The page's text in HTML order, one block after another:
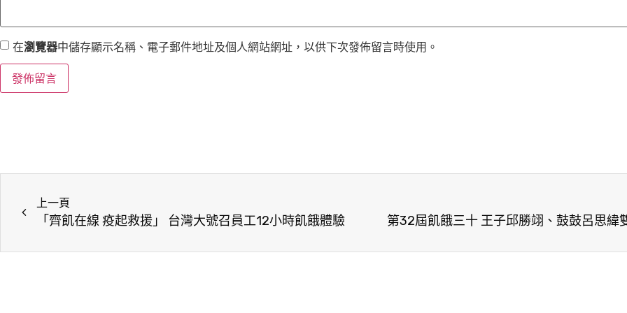
在瀏覽器中儲存顯示名稱、電子郵件地址及個人網站網址，以供下次發佈留言時使用。
上一頁
「齊飢在線 疫起救援」 台灣大號召員工12小時飢餓體驗 第32屆飢餓三十 王子邱勝翊、鼓鼓呂思緯